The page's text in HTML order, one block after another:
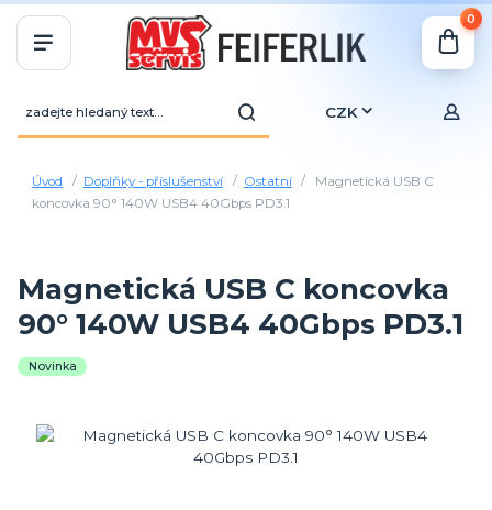
CZK
0
Úvod Doplňky - příslušenství Ostatní
Magnetická USB C
koncovka 90° 140W USB4 40Gbps PD3.1
Magnetická USB C koncovka
90° 140W USB4 40Gbps PD3.1
Novinka